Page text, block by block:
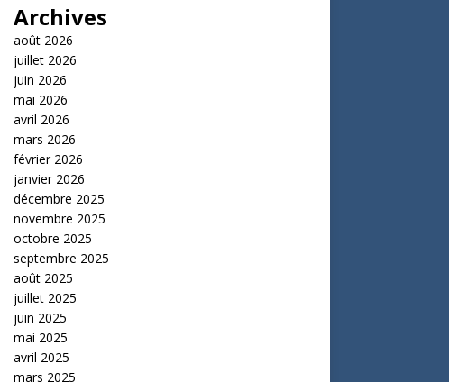
Archives
août 2026
juillet 2026
juin 2026
mai 2026
avril 2026
mars 2026
février 2026
janvier 2026
décembre 2025
novembre 2025
octobre 2025
septembre 2025
août 2025
juillet 2025
juin 2025
mai 2025
avril 2025
mars 2025